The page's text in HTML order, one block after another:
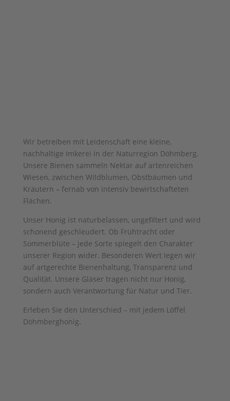
Wir betreiben mit Leidenschaft eine kleine,
nachhaltige Imkerei in der Naturregion Döhmberg.
Unsere Bienen sammeln Nektar auf artenreichen
Wiesen, zwischen Wildblumen, Obstbäumen und
Kräutern – fernab von intensiv bewirtschafteten
Flächen.
Unser Honig ist naturbelassen, ungefiltert und wird
schonend geschleudert. Ob Frühtracht oder
Sommerblüte – jede Sorte spiegelt den Charakter
unserer Region wider. Besonderen Wert legen wir
auf artgerechte Bienenhaltung, Transparenz und
Qualität. Unsere Gläser tragen nicht nur Honig,
sondern auch Verantwortung für Natur und Tier.
Erleben Sie den Unterschied – mit jedem Löffel
Döhmberghonig.